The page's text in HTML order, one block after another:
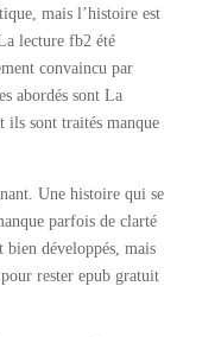
mais l’histoire est
lecture fb2 été
convaincu par
abordés sont La
ils sont traités manque
Une histoire qui se
parfois de clarté
bien développés, mais
rester epub gratuit